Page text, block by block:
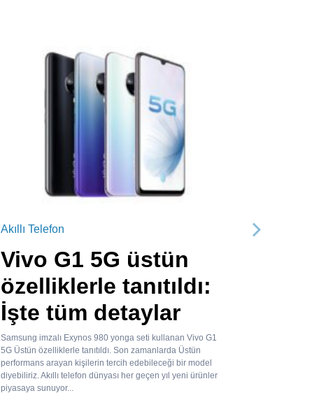
Akıllı Telefon
Vivo G1 5G üstün
özelliklerle tanıtıldı:
İşte tüm detaylar
Samsung imzalı Exynos 980 yonga seti kullanan Vivo G1
5G Üstün özelliklerle tanıtıldı. Son zamanlarda Üstün
performans arayan kişilerin tercih edebileceği bir model
diyebiliriz. Akıllı telefon dünyası her geçen yıl yeni ürünler
piyasaya sunuyor...
Sonraki